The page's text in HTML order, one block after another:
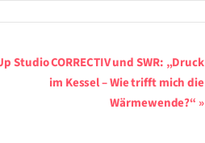
Studio CORRECTIV und SWR: „Druck
im Kessel – Wie trifft mich die
Wärmewende?“ »